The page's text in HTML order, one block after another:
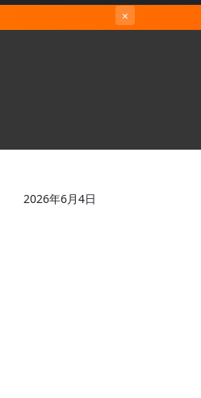
×
2026年6月4日